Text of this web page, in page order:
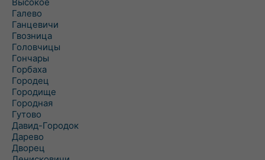
Галево
Ганцевичи
Гвозница
Головчицы
Гончары
Горбаха
Городец
Городище
Городная
Гутово
Давид-Городок
Дарево
Дворец